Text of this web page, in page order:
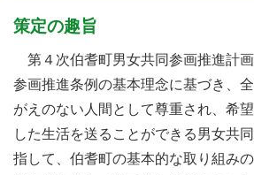
策定の趣旨
第４次伯耆町男女共同参画推進計
参画推進条例の基本理念に基づき、
がえのない人間として尊重され、希
した生活を送ることができる男女共
指して、伯耆町の基本的な取り組み